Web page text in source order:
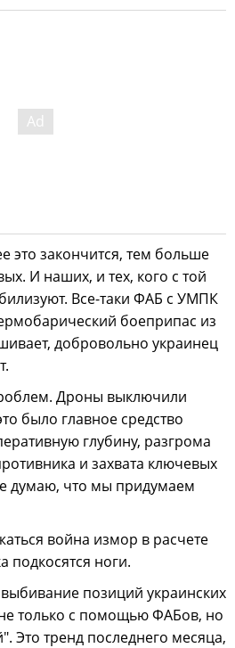
это закончится, тем больше
И наших, и тех, кого с той
Все-таки ФАБ с УМПК
боеприпас из
добровольно украинец
Дроны выключили
было главное средство
глубину, разгрома
и захвата ключевых
думаю, что мы придумаем
война измор в расчете
подкосятся ноги.
позиций украинских
только с помощью ФАБов, но
Это тренд последнего месяца,